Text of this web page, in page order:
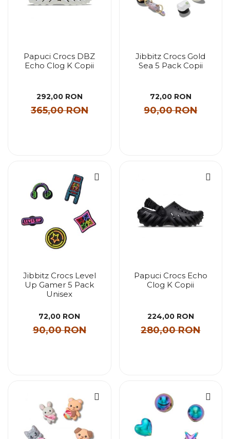
Papuci Crocs DBZ
Echo Clog K Copii
292,00 RON
365,00 RON
Jibbitz Crocs Gold
Sea 5 Pack Copii
72,00 RON
90,00 RON
Jibbitz Crocs Level
Up Gamer 5 Pack
Unisex
72,00 RON
90,00 RON
Papuci Crocs Echo
Clog K Copii
224,00 RON
280,00 RON